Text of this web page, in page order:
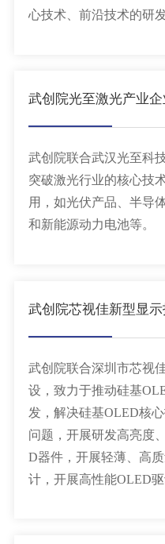
心技术、前沿技术的研
武创院光至激光产业
武创院联合武汉光至科
突破激光行业的核心技
用，如光伏产品、半导
和新能源动力电池等。
武创院芯视佳新型显
武创院联合深圳市芯视
设，致力于推动硅基
发，解决硅基OLED核
问题，开展研发高亮度
D器件，开展轻薄、高
计，开展高性能OLED